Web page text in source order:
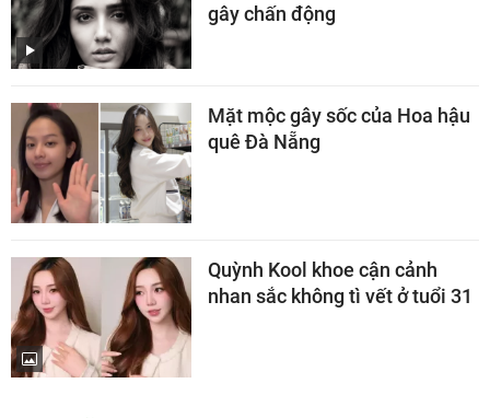
gây chấn động
Mặt mộc gây sốc của Hoa hậu
quê Đà Nẵng
Quỳnh Kool khoe cận cảnh
nhan sắc không tì vết ở tuổi 31